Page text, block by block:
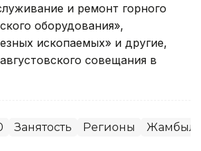
и ремонт горного
оборудования»,
ископаемых» и другие,
совещания в
Занятость Регионы